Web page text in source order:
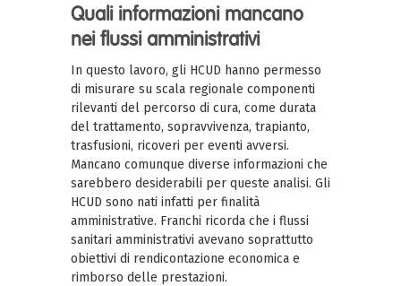
Quali informazioni mancano
nei flussi amministrativi
In questo lavoro, gli HCUD hanno permesso
di misurare su scala regionale componenti
rilevanti del percorso di cura, come durata
del trattamento, sopravvivenza, trapianto,
trasfusioni, ricoveri per eventi avversi.
Mancano comunque diverse informazioni che
sarebbero desiderabili per queste analisi. Gli
HCUD sono nati infatti per finalità
amministrative. Franchi ricorda che i flussi
sanitari amministrativi avevano soprattutto
obiettivi di rendicontazione economica e
rimborso delle prestazioni.